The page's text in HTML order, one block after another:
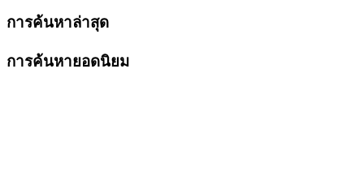
การค้นหาล่าสุด
การค้นหายอดนิยม